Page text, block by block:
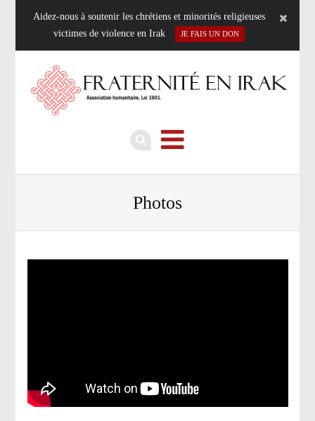
Aidez-nous à soutenir les chrétiens et minorités religieuses
victimes de violence en Irak
JE FAIS UN DON
Photos